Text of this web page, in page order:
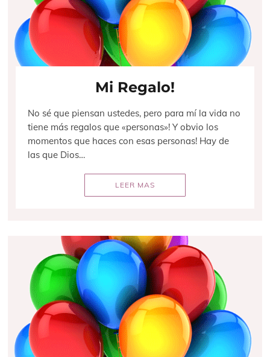
Mi Regalo!
No sé que piensan ustedes, pero para mí la vida no
tiene más regalos que «personas»! Y obvio los
momentos que haces con esas personas! Hay de
las que Dios…
LEER MAS